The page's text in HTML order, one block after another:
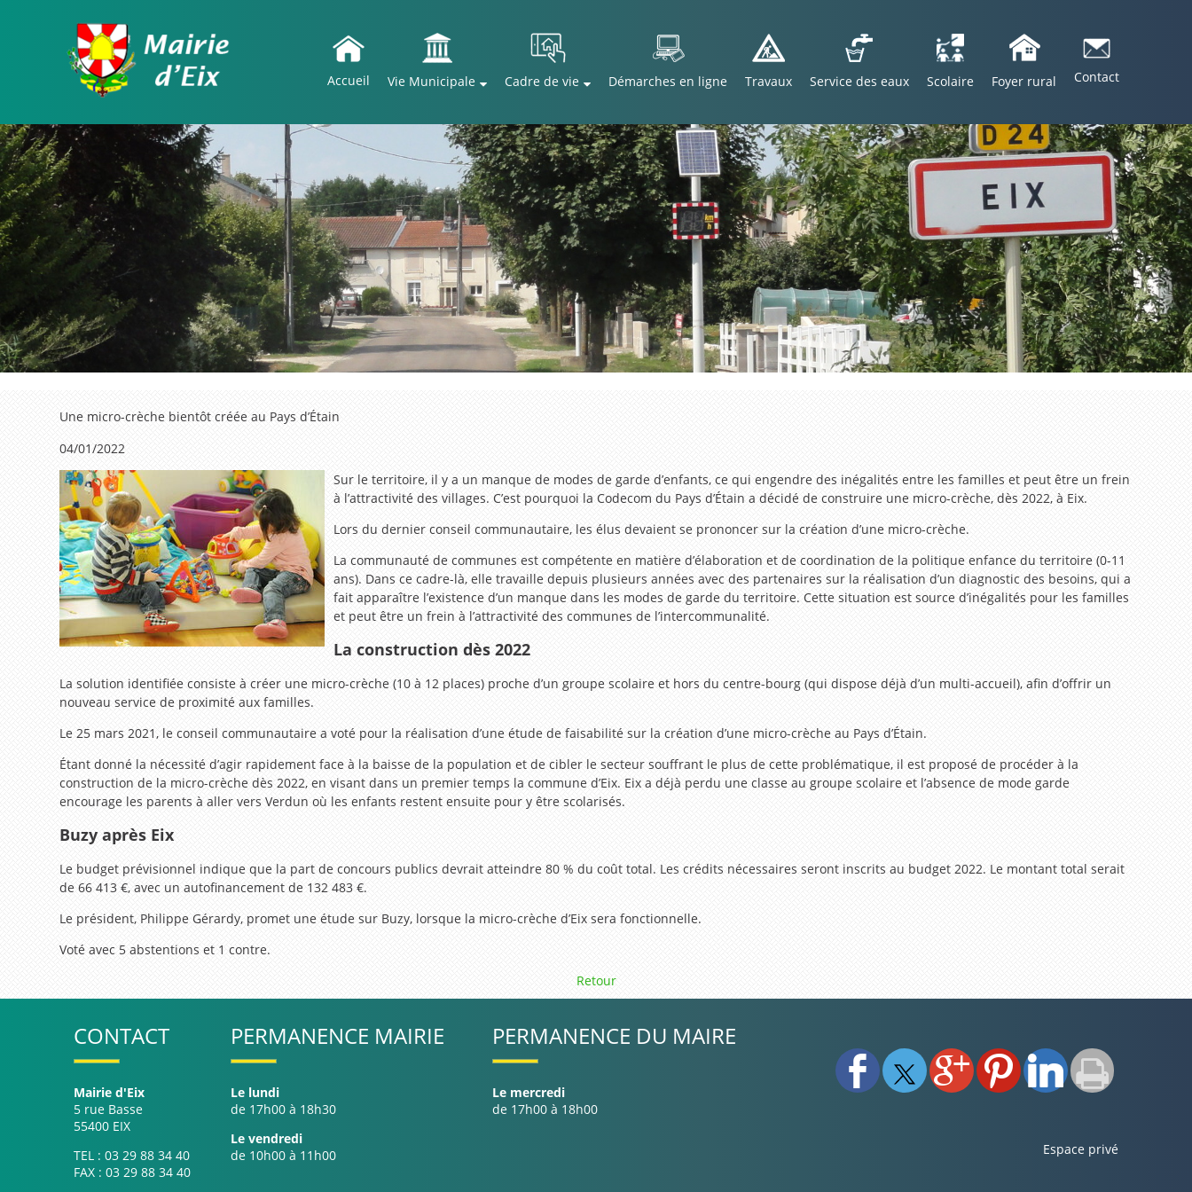
Accueil Vie Municipale Cadre de vie Démarches en ligne Travaux Service des eaux Scolaire Foyer rural Contact
Une micro-crèche bientôt créée au Pays d’Étain
04/01/2022
Sur le territoire, il y a un manque de modes de garde d’enfants, ce qui engendre des inégalités entre les familles et peut être un frein
à l’attractivité des villages. C’est pourquoi la Codecom du Pays d’Étain a décidé de construire une micro-crèche, dès 2022, à Eix.
Lors du dernier conseil communautaire, les élus devaient se prononcer sur la création d’une micro-crèche.
La communauté de communes est compétente en matière d’élaboration et de coordination de la politique enfance du territoire (0-11
ans). Dans ce cadre-là, elle travaille depuis plusieurs années avec des partenaires sur la réalisation d’un diagnostic des besoins, qui a
fait apparaître l’existence d’un manque dans les modes de garde du territoire. Cette situation est source d’inégalités pour les familles
et peut être un frein à l’attractivité des communes de l’intercommunalité.
La construction dès 2022
La solution identifiée consiste à créer une micro-crèche (10 à 12 places) proche d’un groupe scolaire et hors du centre-bourg (qui dispose déjà d’un multi-accueil), afin d’offrir un
nouveau service de proximité aux familles.
Le 25 mars 2021, le conseil communautaire a voté pour la réalisation d’une étude de faisabilité sur la création d’une micro-crèche au Pays d’Étain.
Étant donné la nécessité d’agir rapidement face à la baisse de la population et de cibler le secteur souffrant le plus de cette problématique, il est proposé de procéder à la
construction de la micro-crèche dès 2022, en visant dans un premier temps la commune d’Eix. Eix a déjà perdu une classe au groupe scolaire et l’absence de mode garde
encourage les parents à aller vers Verdun où les enfants restent ensuite pour y être scolarisés.
Buzy après Eix
Le budget prévisionnel indique que la part de concours publics devrait atteindre 80 % du coût total. Les crédits nécessaires seront inscrits au budget 2022. Le montant total serait
de 66 413 €, avec un autofinancement de 132 483 €.
Le président, Philippe Gérardy, promet une étude sur Buzy, lorsque la micro-crèche d’Eix sera fonctionnelle.
Voté avec 5 abstentions et 1 contre.
Retour
CONTACT
Mairie d'Eix
5 rue Basse
55400 EIX
TEL : 03 29 88 34 40
FAX : 03 29 88 34 40
PERMANENCE MAIRIE
Le lundi
de 17h00 à 18h30
Le vendredi
de 10h00 à 11h00
PERMANENCE DU MAIRE
Le mercredi
de 17h00 à 18h00
Espace privé